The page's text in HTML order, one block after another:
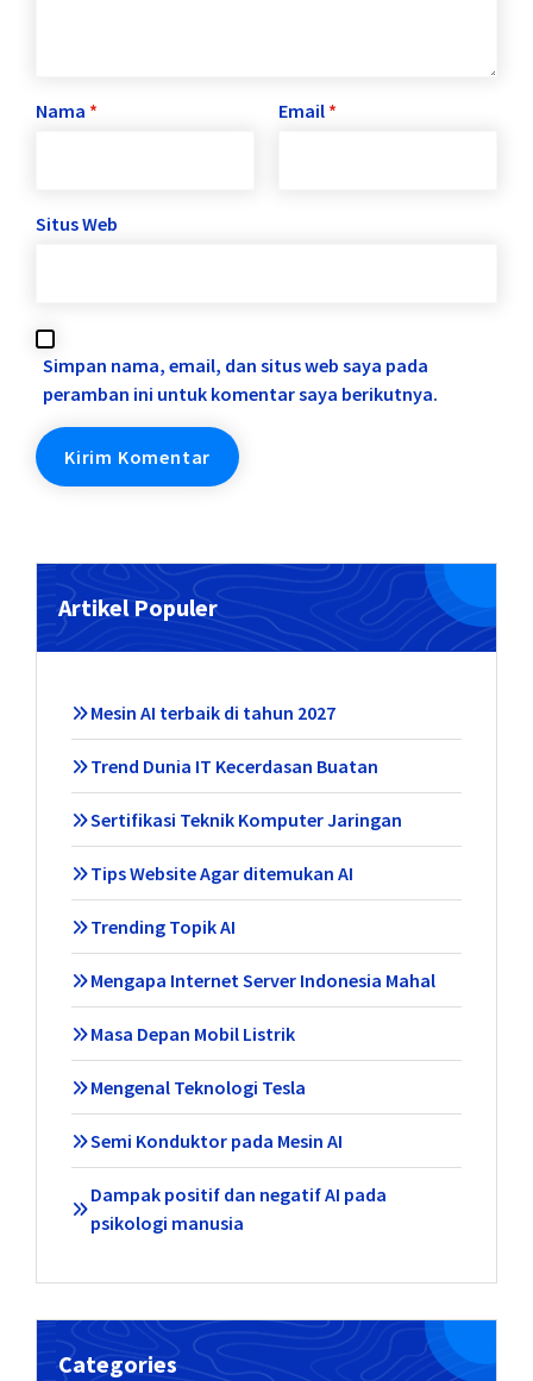
Nama * Email *
Situs Web
Simpan nama, email, dan situs web saya pada
peramban ini untuk komentar saya berikutnya.
Artikel Populer
Mesin AI terbaik di tahun 2027
Trend Dunia IT Kecerdasan Buatan
Sertifikasi Teknik Komputer Jaringan
Tips Website Agar ditemukan AI
Trending Topik AI
Mengapa Internet Server Indonesia Mahal
Masa Depan Mobil Listrik
Mengenal Teknologi Tesla
Semi Konduktor pada Mesin AI
Dampak positif dan negatif AI pada
psikologi manusia
Categories